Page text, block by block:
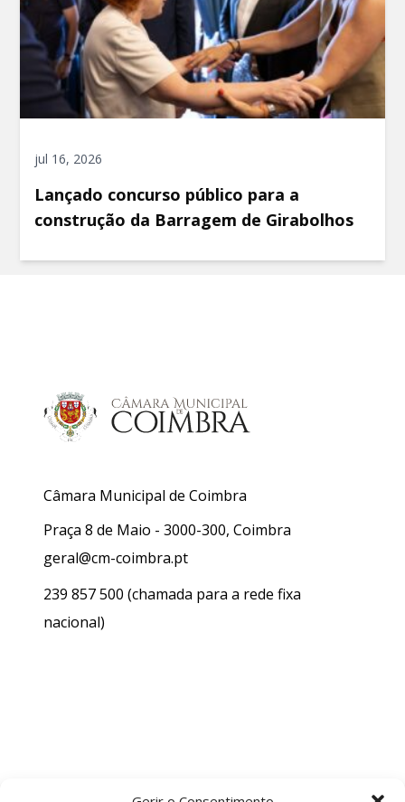
jul 16, 2026
Lançado concurso público para a
construção da Barragem de Girabolhos
Câmara Municipal de Coimbra
Praça 8 de Maio - 3000-300, Coimbra
geral@cm-coimbra.pt
239 857 500 (chamada para a rede fixa
nacional)